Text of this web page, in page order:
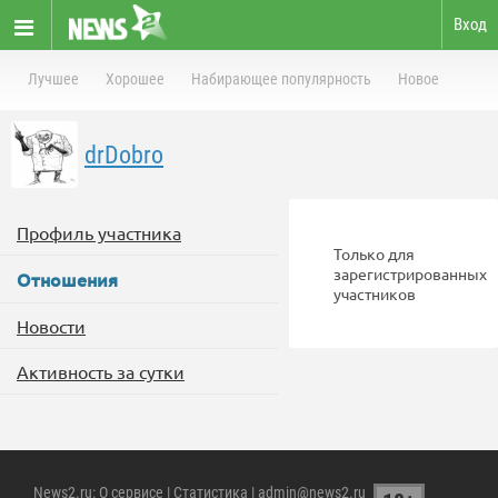
Вход
Лучшее Хорошее Набирающее популярность Новое
drDobro
Профиль участника
Отношения
Новости
Активность за сутки
Только для
зарегистрированных
участников
News2.ru: О сервисе | Статистика | admin@news2.ru